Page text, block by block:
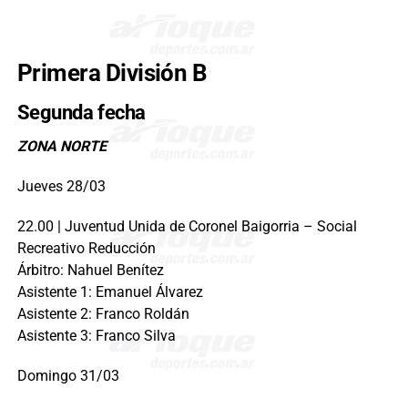
Primera División B
Segunda fecha
ZONA NORTE
Jueves 28/03
22.00 | Juventud Unida de Coronel Baigorria – Social
Recreativo Reducción
Árbitro: Nahuel Benítez
Asistente 1: Emanuel Álvarez
Asistente 2: Franco Roldán
Asistente 3: Franco Silva
Domingo 31/03